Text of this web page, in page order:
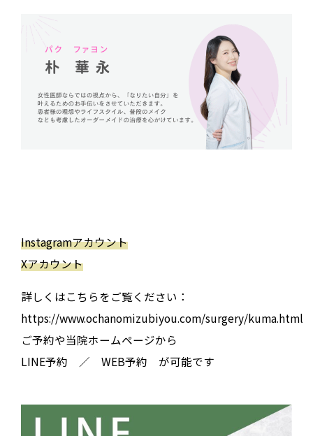
Instagramアカウント
Xアカウント
詳しくはこちらをご覧ください：
https://www.ochanomizubiyou.com/surgery/kuma.html
ご予約や当院ホームページから
LINE予約 ／ WEB予約 が可能です